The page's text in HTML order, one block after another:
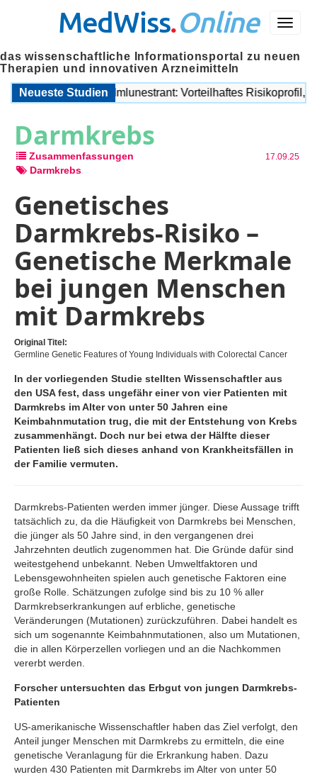
Menü
MedWiss.Online
das wissenschaftliche Informationsportal zu neuen
Therapien und innovativen Arzneimitteln
Neueste Studien
Degrader Imlunestrant: Vorteilhaftes Risikoprofil,
Darmkrebs
Zusammenfassungen 17.09.25
Darmkrebs
Genetisches
Darmkrebs-Risiko –
Genetische Merkmale
bei jungen Menschen
mit Darmkrebs
Original Titel:
Germline Genetic Features of Young Individuals with Colorectal Cancer
In der vorliegenden Studie stellten Wissenschaftler aus
den USA fest, dass ungefähr einer von vier Patienten mit
Darmkrebs im Alter von unter 50 Jahren eine
Keimbahnmutation trug, die mit der Entstehung von Krebs
zusammenhängt. Doch nur bei etwa der Hälfte dieser
Patienten ließ sich dieses anhand von Krankheitsfällen in
der Familie vermuten.
Darmkrebs-Patienten werden immer jünger. Diese Aussage trifft
tatsächlich zu, da die Häufigkeit von Darmkrebs bei Menschen,
die jünger als 50 Jahre sind, in den vergangenen drei
Jahrzehnten deutlich zugenommen hat. Die Gründe dafür sind
weitestgehend unbekannt. Neben Umweltfaktoren und
Lebensgewohnheiten spielen auch genetische Faktoren eine
große Rolle. Schätzungen zufolge sind bis zu 10 % aller
Darmkrebserkrankungen auf erbliche, genetische
Veränderungen (Mutationen) zurückzuführen. Dabei handelt es
sich um sogenannte Keimbahnmutationen, also um Mutationen,
die in allen Körperzellen vorliegen und an die Nachkommen
vererbt werden.
Forscher untersuchten das Erbgut von jungen Darmkrebs-
Patienten
US-amerikanische Wissenschaftler haben das Ziel verfolgt, den
Anteil junger Menschen mit Darmkrebs zu ermitteln, die eine
genetische Veranlagung für die Erkrankung haben. Dazu
wurden 430 Patienten mit Darmkrebs im Alter von unter 50